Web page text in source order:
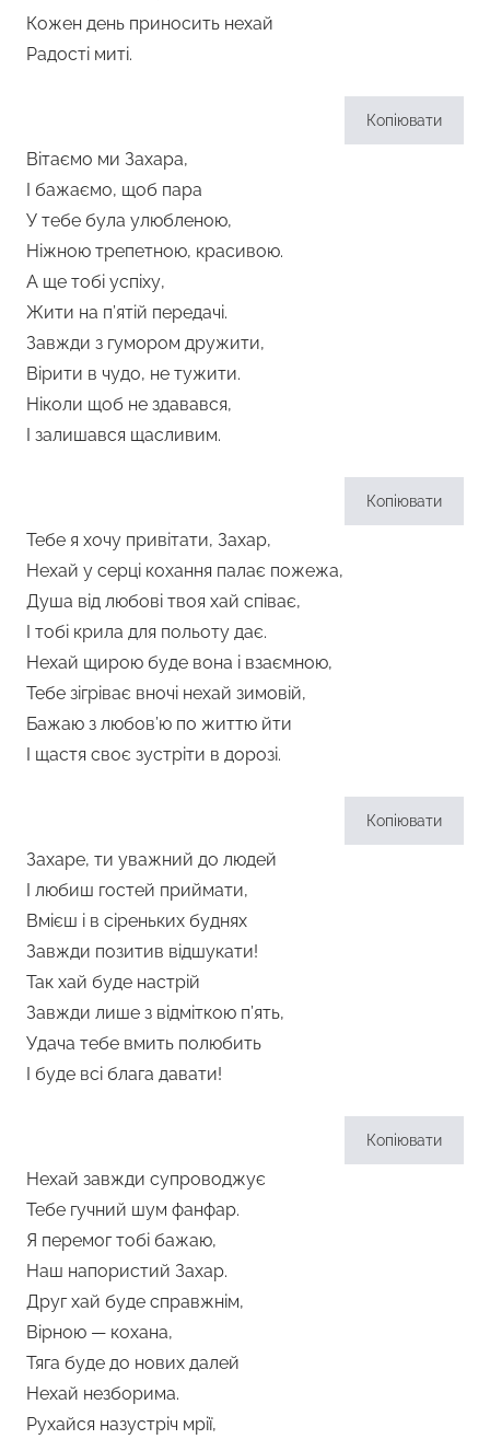
Кожен день приносить нехай
Радості миті.
Копіювати
Вітаємо ми Захара,
І бажаємо, щоб пара
У тебе була улюбленою,
Ніжною трепетною, красивою.
А ще тобі успіху,
Жити на п’ятій передачі.
Завжди з гумором дружити,
Вірити в чудо, не тужити.
Ніколи щоб не здавався,
І залишався щасливим.
Копіювати
Тебе я хочу привітати, Захар,
Нехай у серці кохання палає пожежа,
Душа від любові твоя хай співає,
І тобі крила для польоту дає.
Нехай щирою буде вона і взаємною,
Тебе зігріває вночі нехай зимовій,
Бажаю з любов’ю по життю йти
І щастя своє зустріти в дорозі.
Копіювати
Захаре, ти уважний до людей
І любиш гостей приймати,
Вмієш і в сіреньких буднях
Завжди позитив відшукати!
Так хай буде настрій
Завжди лише з відміткою п’ять,
Удача тебе вмить полюбить
І буде всі блага давати!
Копіювати
Нехай завжди супроводжує
Тебе гучний шум фанфар.
Я перемог тобі бажаю,
Наш напористий Захар.
Друг хай буде справжнім,
Вірною — кохана,
Тяга буде до нових далей
Нехай незборима.
Рухайся назустріч мрії,